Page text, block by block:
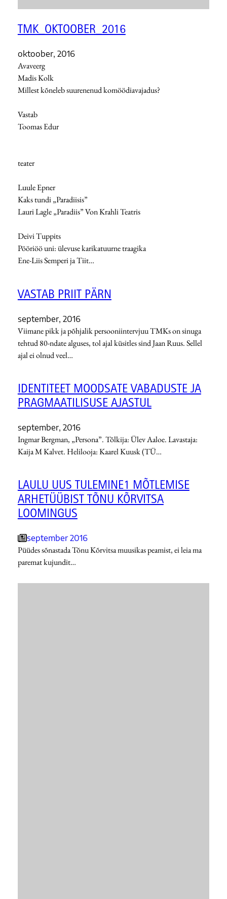
TMK_OKTOOBER_2016
oktoober, 2016
Avaveerg
Madis Kolk
Millest kõneleb suurenenud komöödiavajadus?
Vastab
Toomas Edur
teater
Luule Epner
Kaks tundi „Paradiisis”
Lauri Lagle „Paradiis” Von Krahli Teatris
Deivi Tuppits
Pööriöö uni: ülevuse karikatuurne traagika
Ene-Liis Semperi ja Tiit…
VASTAB PRIIT PÄRN
september, 2016
Viimane pikk ja põhjalik persooniintervjuu TMKs on sinuga
tehtud 80-ndate alguses, tol ajal küsitles sind Jaan Ruus. Sellel
ajal ei olnud veel…
IDENTITEET MOODSATE VABADUSTE JA
PRAGMAATILISUSE AJASTUL
september, 2016
Ingmar Bergman, „Persona”. Tõlkija: Ülev Aaloe. Lavastaja:
Kaija M Kalvet. Helilooja: Kaarel Kuusk (TÜ…
LAULU UUS TULEMINE1 MÕTLEMISE
ARHETÜÜBIST TÕNU KÕRVITSA
LOOMINGUS
september 2016
Püüdes sõnastada Tõnu Kõrvitsa muusikas peamist, ei leia ma
paremat kujundit…